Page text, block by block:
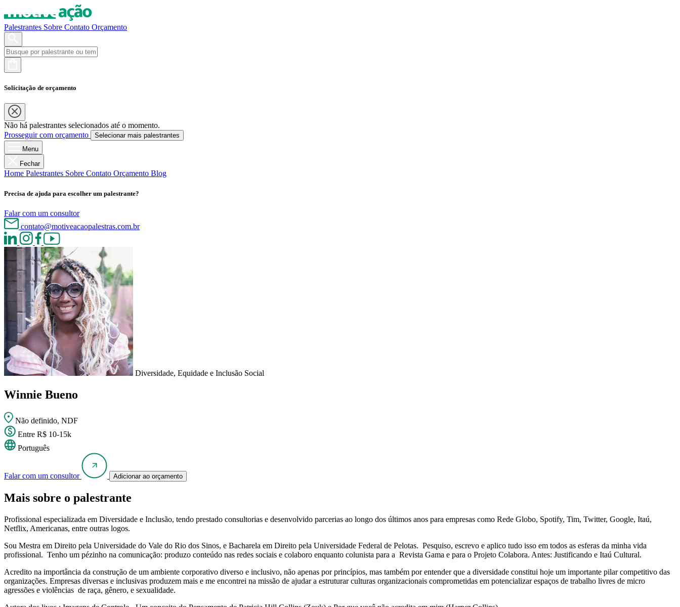
Palestrantes Sobre Contato Orçamento
Solicitação de orçamento
Não há palestrantes selecionados até o momento.
Prosseguir com orçamento
Selecionar mais palestrantes
Menu
Fechar
Home Palestrantes Sobre Contato Orçamento Blog
Precisa de ajuda para escolher um palestrante?
Falar com um consultor
contato@motiveacaopalestras.com.br
Diversidade, Equidade e Inclusão Social
Winnie Bueno
Não definido, NDF
Entre R$ 10-15k
Português
Falar com um consultor Adicionar ao orçamento
Mais sobre o palestrante
Profissional especializada em Diversidade e Inclusão, tendo prestado consultorias e desenvolvido parcerias ao longo dos últimos anos para empresas como Rede Globo, Spotify, Tim, Twitter, Google, Itaú,
Netflix, Americanas, entre outras logos.
Sou Mestra em Direito pela Universidade do Vale do Rio dos Sinos, e Bacharela em Direito pela Universidade Federal de Pelotas. Pesquiso, escrevo e aplico tudo isso em todos as esferas da minha vida
profissional. Tenho um pézinho na comunicação: produzo conteúdo nas redes sociais e colaboro enquanto colunista para a Revista Gama e para o Projeto Colabora. Antes: Justificando e Itaú Cultural.
Acredito na importância da construção de um ambiente corporativo diverso e inclusivo, não apenas por princípios, mas também por entender que a diversidade constitui hoje um importante pilar competitivo das
organizações. Empresas diversas e inclusivas produzem mais e me encontrei na missão de ajudar a estruturar culturas organizacionais comprometidas em potencializar espaços de trabalho livres de micro
agressões e violências de raça, gênero, e sexualidade.